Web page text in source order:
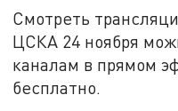
Смотреть
ЦСКА 24 ноября
каналам в прямом
бесплатно.